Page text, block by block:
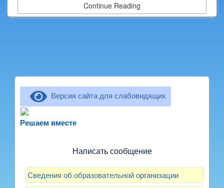
Continue Reading
Версия сайта для слабовидящих
Решаем вместерассказать о воспитателях? Знаете, как
Написать сообщение
Сведения об образовательной организации